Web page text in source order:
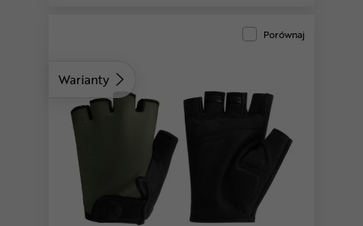
Warianty
Porównaj